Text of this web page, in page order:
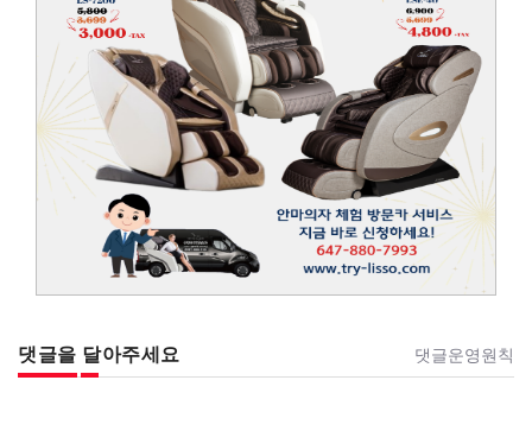
댓글을 달아주세요 댓글운영원칙